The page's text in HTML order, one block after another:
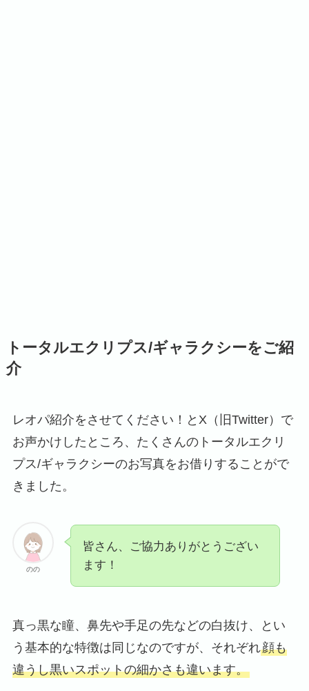
トータルエクリプス/ギャラクシーをご紹
介
レオパ紹介をさせてください！とX（旧Twitter）で
お声かけしたところ、たくさんのトータルエクリ
プス/ギャラクシーのお写真をお借りすることがで
きました。
のの
皆さん、ご協力ありがとうござい
ます！
真っ黒な瞳、鼻先や手足の先などの白抜け、とい
う基本的な特徴は同じなのですが、それぞれ顔も
違うし黒いスポットの細かさも違います。